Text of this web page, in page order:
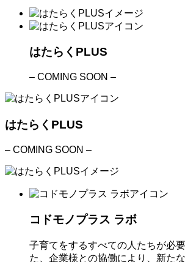
はたらくPLUS
– COMING SOON –
はたらくPLUS
– COMING SOON –
コドモノプラス ラボ
子育てをするすべての人たちが必
た、企業様との協働により、新た